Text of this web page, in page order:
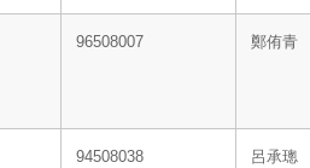
96508007 鄭侑青
94508038 呂承璁